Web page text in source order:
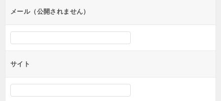
ンメール（公開されません）
サイト